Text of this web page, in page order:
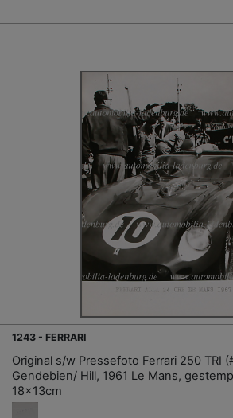
1243 - FERRARI
Original s/w Pressefoto Ferrari 250 TRI
Gendebien/ Hill, 1961 Le Mans,
18x13cm